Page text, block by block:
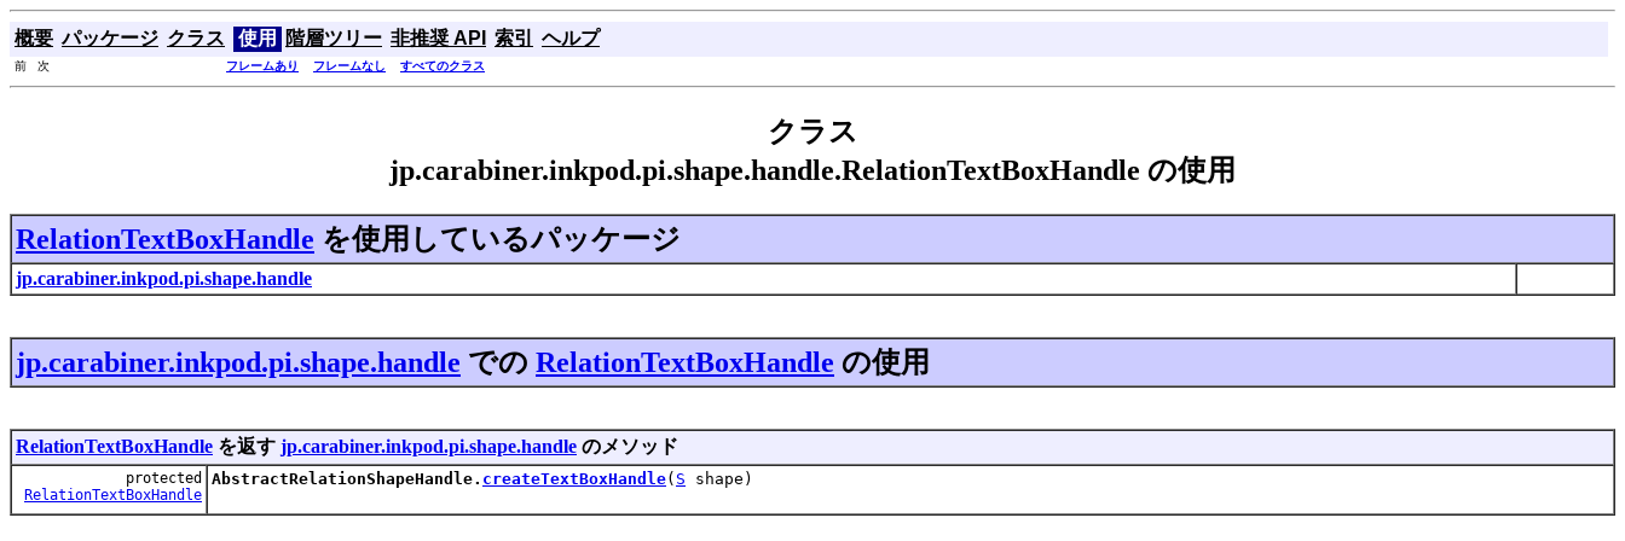
概要 パッケージ クラス 使用 階層ツリー 非推奨 API 索引 ヘルプ
前 次 フレームあり フレームなし すべてのクラス
クラス
jp.carabiner.inkpod.pi.shape.handle.RelationTextBoxHandle の使用
RelationTextBoxHandle を使用しているパッケージ
jp.carabiner.inkpod.pi.shape.handle
jp.carabiner.inkpod.pi.shape.handle での RelationTextBoxHandle の使用
RelationTextBoxHandle を返す jp.carabiner.inkpod.pi.shape.handle のメソッド
protected
RelationTextBoxHandle
AbstractRelationShapeHandle. createTextBoxHandle( S shape)